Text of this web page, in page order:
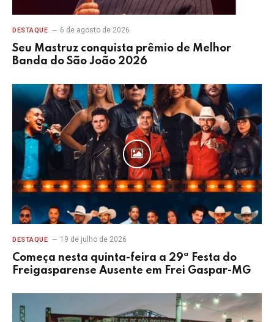
DESTAQUE 6 de agosto de 2026
Seu Mastruz conquista prêmio de Melhor
Banda do São João 2026
DESTAQUE 19 de julho de 2026
Começa nesta quinta-feira a 29ª Festa do
Freigasparense Ausente em Frei Gaspar-MG